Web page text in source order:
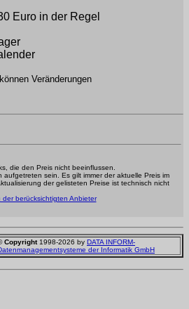
Euro in der Regel
Veränderungen
die den Preis nicht beeinflussen.
sein. Es gilt immer der aktuelle Preis im
der gelisteten Preise ist technisch nicht
der berücksichtigten Anbieter
Copyright1998-2026 by DATA INFORM-
der Informatik GmbH